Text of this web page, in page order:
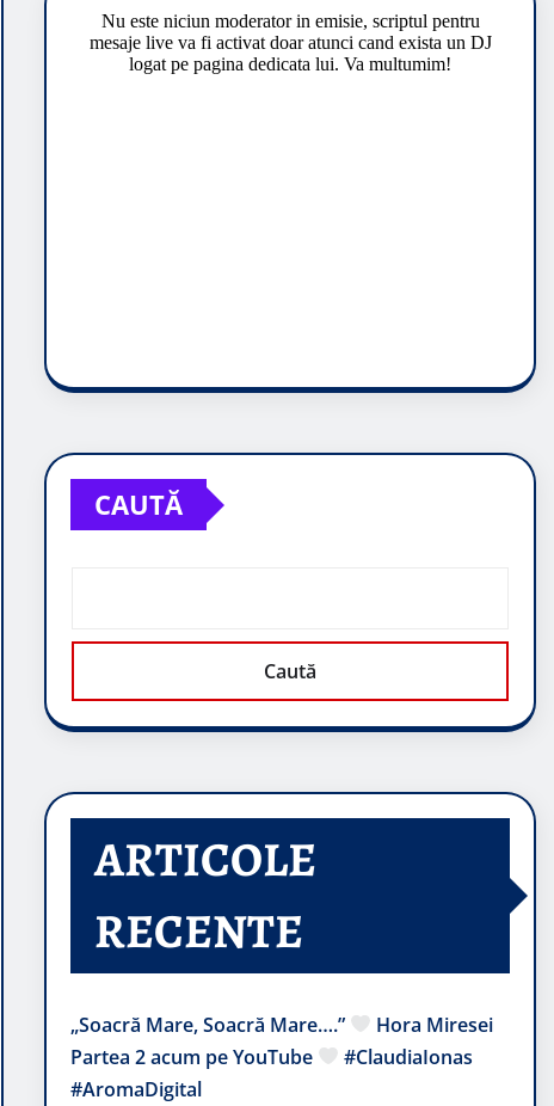
CAUTĂ
Caută
ARTICOLE
RECENTE
„Soacră Mare, Soacră Mare….”
Hora Miresei
Partea 2 acum pe YouTube
#ClaudiaIonas
#AromaDigital